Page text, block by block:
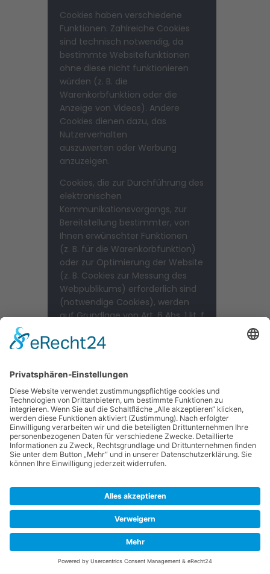
Cookies haben verschiedene
Funktionen. Zahlreiche Cookies
sind technisch notwendig, da
bestimmte Websitefunktionen
ohne diese nicht funktionieren
würden (z. B. die
Warenkorbfunktion oder die
Anzeige von Videos). Andere
Cookies dienen dazu, das
Nutzerverhalten
auszuwerten oder Werbung
anzuzeigen.
Cookies, die zur Durchführung des
elektronischen
Kommunikationsvorgangs, zur
Bereitstellung bestimmter, von
Ihnen erwünschter Funktionen
(z. B. für die Warenkorbfunktion)
oder zur Optimierung der Website
(z. B. Cookies zur Messung des
Webpublikums) erforderlich sind
(notwendige Cookies), werden
auf Grundlage von Art. 6 Abs. 1 lit. f
andere Rechtsgrundlage
Websitebetreiber hat ein
berechtigtes Interesse an der
Speicherung von notwendigen
Cookies zur technisch fehlerfreien
und optimierten Bereitstellung
seiner Dienste. Sofern eine
Einwilligung zur Speicherung von
Cookies und vergleichbaren
abgefragt wurde, erfolgt die
Verarbeitung ausschließlich auf
Grundlage dieser Einwilligung (Art.
6 Abs. 1 lit. a DSGVO und § 25 Abs. 1
TTDSG); die Einwilligung ist
jederzeit widerrufbar.